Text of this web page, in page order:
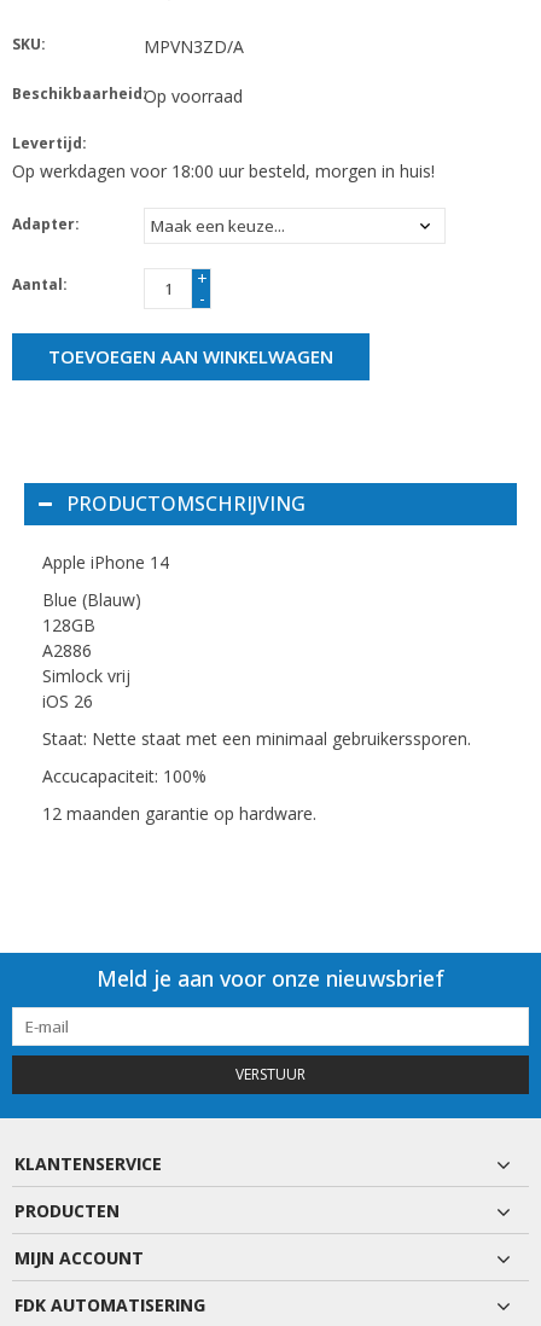
SKU: MPVN3ZD/A
Beschikbaarheid:Op voorraad
Levertijd:
Op werkdagen voor 18:00 uur besteld, morgen in huis!
Adapter:
Aantal:
+
-
TOEVOEGEN AAN WINKELWAGEN
PRODUCTOMSCHRIJVING
Apple iPhone 14
Blue (Blauw)
128GB
A2886
Simlock vrij
iOS 26
Staat: Nette staat met een minimaal gebruikerssporen.
Accucapaciteit: 100%
12 maanden garantie op hardware.
Meld je aan voor onze nieuwsbrief
VERSTUUR
KLANTENSERVICE
PRODUCTEN
MIJN ACCOUNT
FDK AUTOMATISERING